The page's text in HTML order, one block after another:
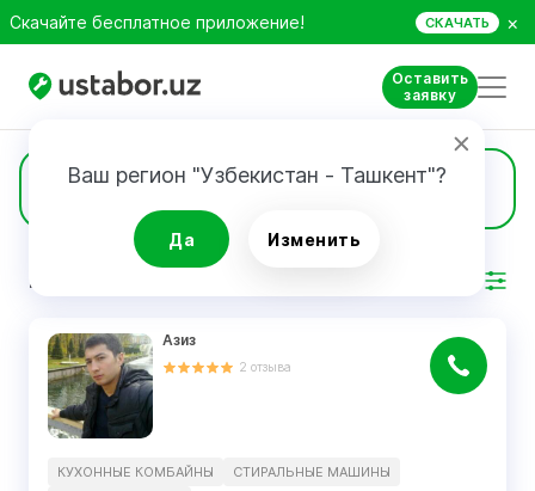
Скачайте бесплатное приложение! СКАЧАТЬ ×
Оставить
заявку
Ваш регион "Узбекистан - Ташкент"?
Да Изменить
Кухонные комбайны
РЕЗУЛЬТАТ
Азиз
2 отзыва
КУХОННЫЕ КОМБАЙНЫ
СТИРАЛЬНЫЕ МАШИНЫ